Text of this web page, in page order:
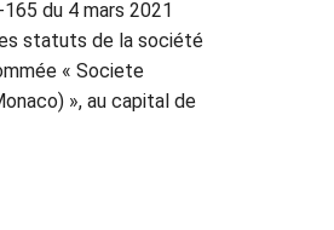
du 4 mars 2021
statuts de la société
« Societe
», au capital de